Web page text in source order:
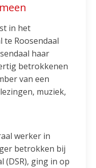
in het
Roosendaal
haar
betrokkenen
van een
muziek,
werker in
betrokken bij
(DSR), ging in op